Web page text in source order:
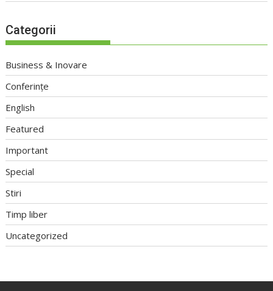
Categorii
Business & Inovare
Conferințe
English
Featured
Important
Special
Stiri
Timp liber
Uncategorized